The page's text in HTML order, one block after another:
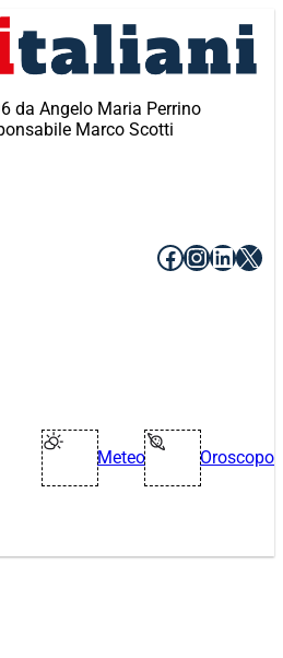
da Angelo Maria Perrino
Marco Scotti
Facebook
X
Meteo Oroscopo